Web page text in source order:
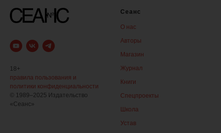
18+
правила пользования и
политики конфиденциальности
© 1989–2025 Издательство
«Сеанс»
Сеанс
О нас
Авторы
Магазин
Журнал
Книги
Спецпроекты
Школа
Устав